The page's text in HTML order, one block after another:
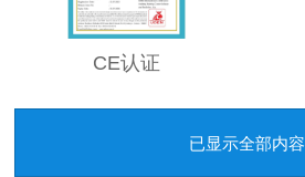
CE认证
已显示全部内容